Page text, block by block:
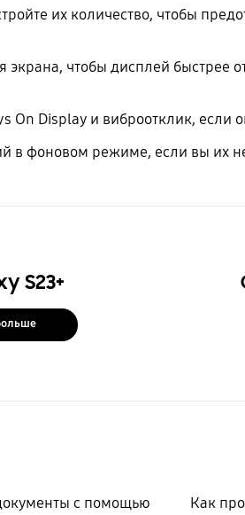
их количество, чтобы
чтобы дисплей быстрее
On Display и виброотклик, если
в фоновом режиме, если вы их
S23+
с помощью
Как